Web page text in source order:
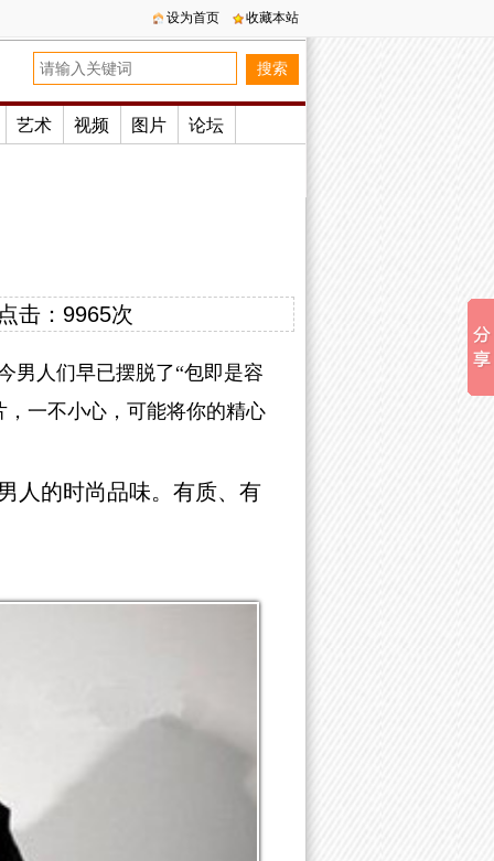
设为首页 收藏本站
艺术 视频 图片 论坛
击： 9965次
男人们早已摆脱了“包即是容
一不小心，可能将你的精心
人的时尚品味。有质、有